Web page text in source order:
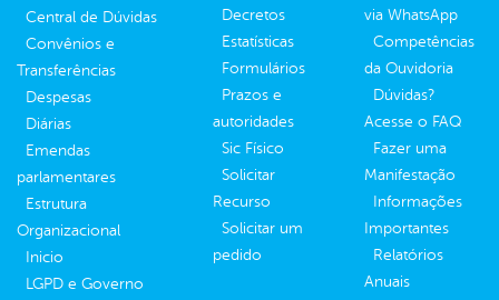
Central de Dúvidas
Convênios e
Transferências
Despesas
Diárias
Emendas
parlamentares
Estrutura
Organizacional
Inicio
LGPD e Governo
Decretos
Estatísticas
Formulários
Prazos e
autoridades
Sic Físico
Solicitar
Recurso
Solicitar um
pedido
via WhatsApp
Competências
da Ouvidoria
Dúvidas?
Acesse o FAQ
Fazer uma
Manifestação
Informações
Importantes
Relatórios
Anuais